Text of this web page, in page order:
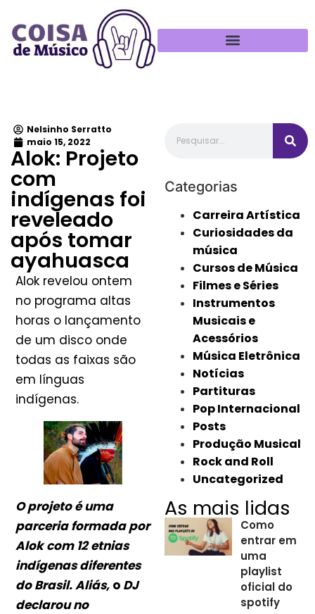
Nelsinho Serratto
maio 15, 2022
Alok: Projeto
com
indígenas foi
reveleado
após tomar
ayahuasca
Alok revelou ontem
no programa altas
horas o lançamento
de um disco onde
todas as faixas são
em línguas
indígenas.
O projeto é uma
parceria formada por
Alok com 12 etnias
indígenas diferentes
do Brasil.Aliás, o DJ
declarou no
Categorias
Carreira Artística
Curiosidades da
música
Cursos de Música
Filmes e Séries
Instrumentos
Musicais e
Acessórios
Música Eletrônica
Notícias
Partituras
Pop Internacional
Posts
Produção Musical
Rock and Roll
Uncategorized
As mais lidas
Como
entrar em
uma
playlist
oficial do
spotify